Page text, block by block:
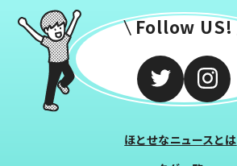
Follow US!
ほとせなニュースとは